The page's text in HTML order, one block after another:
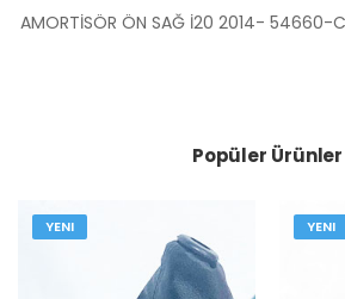
AMORTİSÖR ÖN SAĞ İ20 2014- 54660-
Popüler Ürünler
YENI YENI